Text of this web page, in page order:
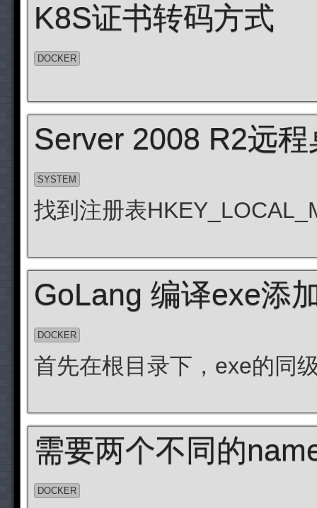
K8S证书转码方式
DOCKER
Server 2008 R2远
SYSTEM
找到注册表
GoLang 编译exe添
DOCKER
首先在根目录下，exe的同
需要两个不同的
DOCKER